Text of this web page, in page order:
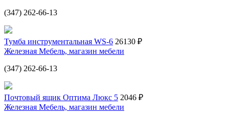
(347) 262-66-13
Тумба инструментальная WS-6 26130 ₽
Железная Мебель, магазин мебели
(347) 262-66-13
Почтовый ящик Оптима Люкс 5 2046 ₽
Железная Мебель, магазин мебели